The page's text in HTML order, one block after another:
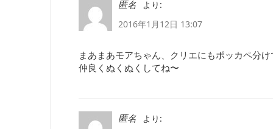
匿名
より:
2016年1月12日 13:07
まあまあモアちゃん、クリエにもポッカペ分
仲良くぬくぬくしてね〜
匿名
より: